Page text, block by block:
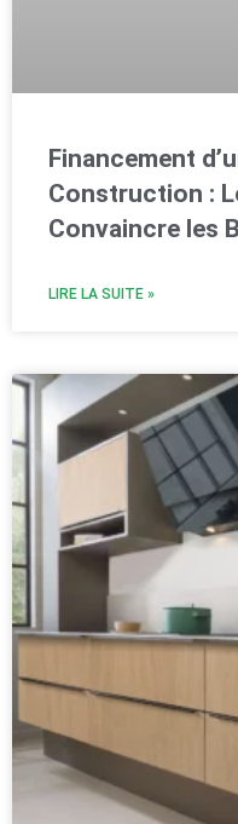
Financement
Construction :
Convaincre les
LIRE LA SUITE »